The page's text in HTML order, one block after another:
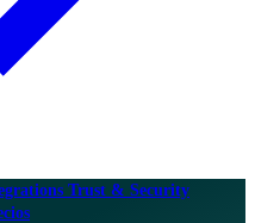
Trust & Security